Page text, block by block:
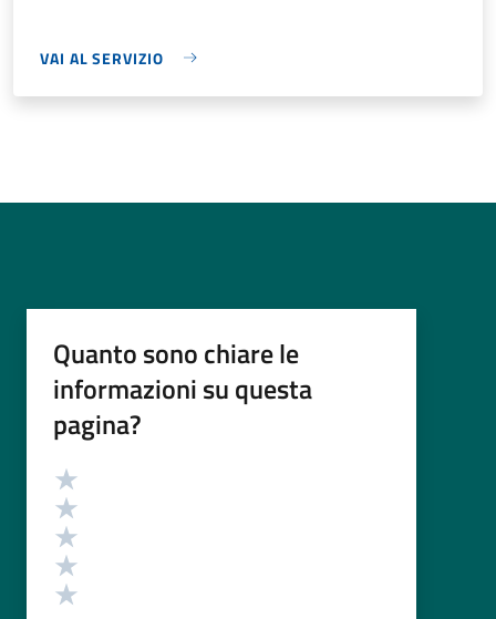
VAI AL SERVIZIO
Quanto sono chiare le
informazioni su questa
pagina?
Valutazione